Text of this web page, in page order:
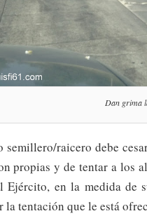
Dan grima
semillero/raicero debe
propias y de tentar a los
Ejército, en la medida de
la tentación que le está